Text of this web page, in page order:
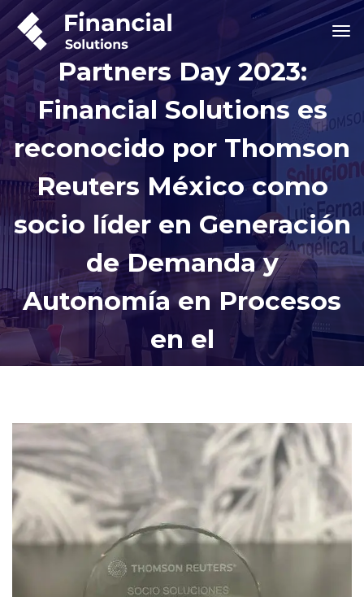
Partners Day 2023:
Financial Solutions es
reconocido por Thomson
Reuters México como
socio líder en Generación
de Demanda y
Autonomía en Procesos
en el